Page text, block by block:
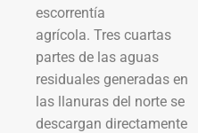
escorrentía
agrícola. Tres cuartas
partes de las aguas
residuales generadas en
las llanuras del norte se
descargan directamente